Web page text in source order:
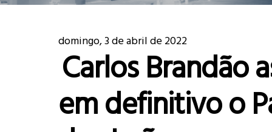
domingo, 3 de abril de 2022
Carlos Brandão
em definitivo o